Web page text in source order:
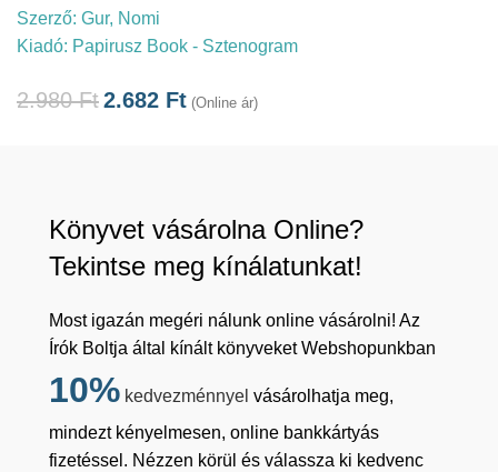
Szerző: Gur, Nomi
Kiadó: Papirusz Book - Sztenogram
2.980Ft2.682 Ft (Online ár)
Könyvet vásárolna Online?
Tekintse meg kínálatunkat!
Most igazán megéri nálunk online vásárolni! Az
Írók Boltja által kínált könyveket Webshopunkban
10% kedvezménnyel vásárolhatja meg,
mindezt kényelmesen, online bankkártyás
fizetéssel. Nézzen körül és válassza ki kedvenc